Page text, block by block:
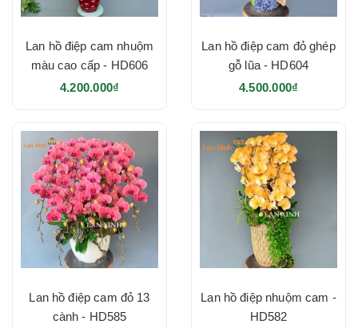
Lan hồ điệp cam nhuộm
màu cao cấp - HD606
4.200.000₫
Lan hồ điệp cam đỏ ghép
gỗ lũa - HD604
4.500.000₫
Lan hồ điệp cam đỏ 13
cành - HD585
Lan hồ điệp nhuộm cam -
HD582